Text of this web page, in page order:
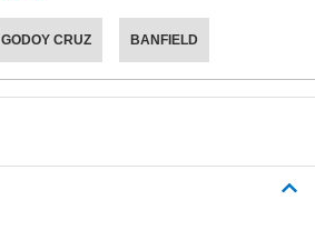
GODOY CRUZ BANFIELD